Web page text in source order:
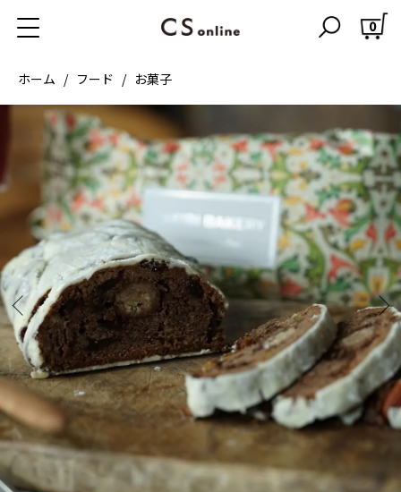
0
ホーム フード お菓子